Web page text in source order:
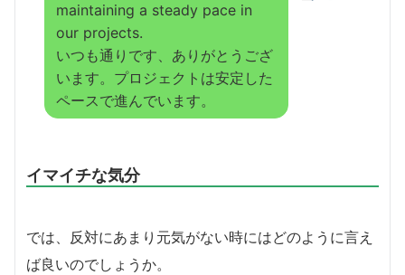
maintaining a steady pace in
our projects.
いつも通りです、ありがとうござ
います。プロジェクトは安定した
ペースで進んでいます。
イマイチな気分
では、反対にあまり元気がない時にはどのように言え
ば良いのでしょうか。